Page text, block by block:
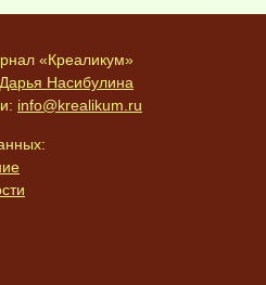
«Креаликум»
Дарья Насибулина
info@krealikum.ru